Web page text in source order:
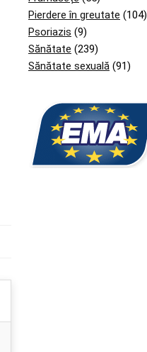
Pierdere în greutate (104)
Psoriazis (9)
Sănătate (239)
Sănătate sexuală (91)